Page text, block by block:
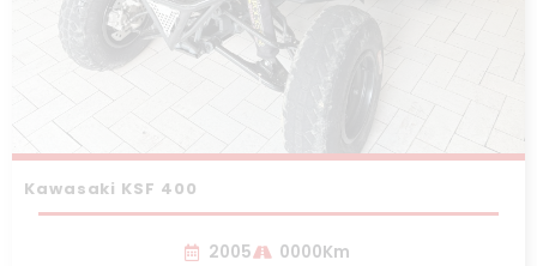
Kawasaki KSF 400
2005
0000Km